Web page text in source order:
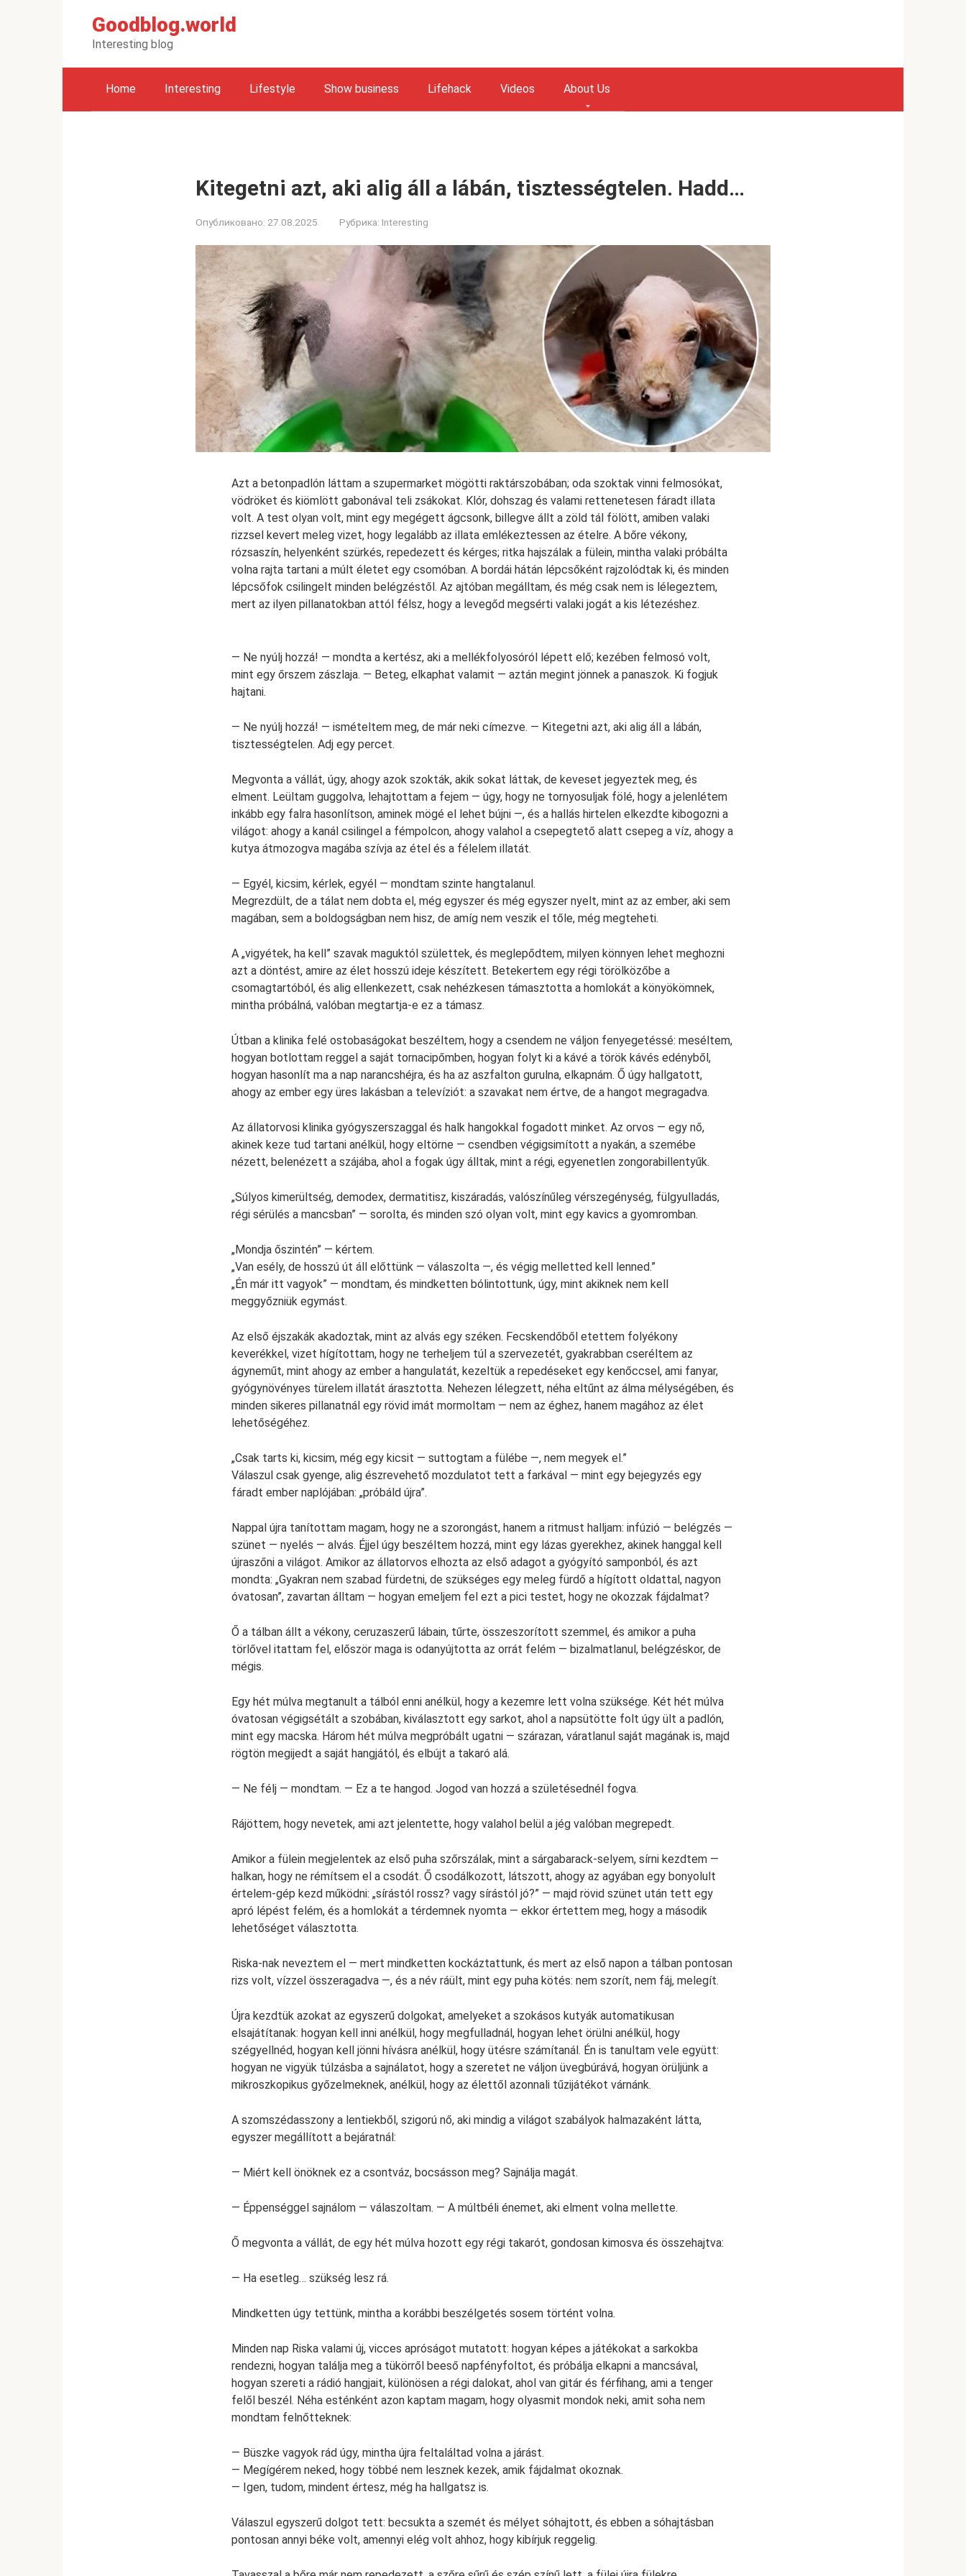
Goodblog.world
Interesting blog
Home Interesting Lifestyle Show business Lifehack Videos About Us
Kitegetni azt, aki alig áll a lábán, tisztességtelen. Hadd…
Опубликовано: 27.08.2025 Рубрика: Interesting
Azt a betonpadlón láttam a szupermarket mögötti raktárszobában; oda szoktak vinni felmosókat,
vödröket és kiömlött gabonával teli zsákokat. Klór, dohszag és valami rettenetesen fáradt illata
volt. A test olyan volt, mint egy megégett ágcsonk, billegve állt a zöld tál fölött, amiben valaki
rizzsel kevert meleg vizet, hogy legalább az illata emlékeztessen az ételre. A bőre vékony,
rózsaszín, helyenként szürkés, repedezett és kérges; ritka hajszálak a fülein, mintha valaki próbálta
volna rajta tartani a múlt életet egy csomóban. A bordái hátán lépcsőként rajzolódtak ki, és minden
lépcsőfok csilingelt minden belégzéstől. Az ajtóban megálltam, és még csak nem is lélegeztem,
mert az ilyen pillanatokban attól félsz, hogy a levegőd megsérti valaki jogát a kis létezéshez.
— Ne nyúlj hozzá! — mondta a kertész, aki a mellékfolyosóról lépett elő; kezében felmosó volt,
mint egy őrszem zászlaja. — Beteg, elkaphat valamit — aztán megint jönnek a panaszok. Ki fogjuk
hajtani.
— Ne nyúlj hozzá! — ismételtem meg, de már neki címezve. — Kitegetni azt, aki alig áll a lábán,
tisztességtelen. Adj egy percet.
Megvonta a vállát, úgy, ahogy azok szokták, akik sokat láttak, de keveset jegyeztek meg, és
elment. Leültam guggolva, lehajtottam a fejem — úgy, hogy ne tornyosuljak fölé, hogy a jelenlétem
inkább egy falra hasonlítson, aminek mögé el lehet bújni —, és a hallás hirtelen elkezdte kibogozni a
világot: ahogy a kanál csilingel a fémpolcon, ahogy valahol a csepegtető alatt csepeg a víz, ahogy a
kutya átmozogva magába szívja az étel és a félelem illatát.
— Egyél, kicsim, kérlek, egyél — mondtam szinte hangtalanul.
Megrezdült, de a tálat nem dobta el, még egyszer és még egyszer nyelt, mint az az ember, aki sem
magában, sem a boldogságban nem hisz, de amíg nem veszik el tőle, még megteheti.
A „vigyétek, ha kell” szavak maguktól születtek, és meglepődtem, milyen könnyen lehet meghozni
azt a döntést, amire az élet hosszú ideje készített. Betekertem egy régi törölközőbe a
csomagtartóból, és alig ellenkezett, csak nehézkesen támasztotta a homlokát a könyökömnek,
mintha próbálná, valóban megtartja-e ez a támasz.
Útban a klinika felé ostobaságokat beszéltem, hogy a csendem ne váljon fenyegetéssé: meséltem,
hogyan botlottam reggel a saját tornacipőmben, hogyan folyt ki a kávé a török kávés edényből,
hogyan hasonlít ma a nap narancshéjra, és ha az aszfalton gurulna, elkapnám. Ő úgy hallgatott,
ahogy az ember egy üres lakásban a televíziót: a szavakat nem értve, de a hangot megragadva.
Az állatorvosi klinika gyógyszerszaggal és halk hangokkal fogadott minket. Az orvos — egy nő,
akinek keze tud tartani anélkül, hogy eltörne — csendben végigsimított a nyakán, a szemébe
nézett, belenézett a szájába, ahol a fogak úgy álltak, mint a régi, egyenetlen zongorabillentyűk.
„Súlyos kimerültség, demodex, dermatitisz, kiszáradás, valószínűleg vérszegénység, fülgyulladás,
régi sérülés a mancsban” — sorolta, és minden szó olyan volt, mint egy kavics a gyomromban.
„Mondja őszintén” — kértem.
„Van esély, de hosszú út áll előttünk — válaszolta —, és végig melletted kell lenned.”
„Én már itt vagyok” — mondtam, és mindketten bólintottunk, úgy, mint akiknek nem kell
meggyőzniük egymást.
Az első éjszakák akadoztak, mint az alvás egy széken. Fecskendőből etettem folyékony
keverékkel, vizet hígítottam, hogy ne terheljem túl a szervezetét, gyakrabban cseréltem az
ágyneműt, mint ahogy az ember a hangulatát, kezeltük a repedéseket egy kenőccsel, ami fanyar,
gyógynövényes türelem illatát árasztotta. Nehezen lélegzett, néha eltűnt az álma mélységében, és
minden sikeres pillanatnál egy rövid imát mormoltam — nem az éghez, hanem magához az élet
lehetőségéhez.
„Csak tarts ki, kicsim, még egy kicsit — suttogtam a fülébe —, nem megyek el.”
Válaszul csak gyenge, alig észrevehető mozdulatot tett a farkával — mint egy bejegyzés egy
fáradt ember naplójában: „próbáld újra”.
Nappal újra tanítottam magam, hogy ne a szorongást, hanem a ritmust halljam: infúzió — belégzés —
szünet — nyelés — alvás. Éjjel úgy beszéltem hozzá, mint egy lázas gyerekhez, akinek hanggal kell
újraszőni a világot. Amikor az állatorvos elhozta az első adagot a gyógyító samponból, és azt
mondta: „Gyakran nem szabad fürdetni, de szükséges egy meleg fürdő a hígított oldattal, nagyon
óvatosan”, zavartan álltam — hogyan emeljem fel ezt a pici testet, hogy ne okozzak fájdalmat?
Ő a tálban állt a vékony, ceruzaszerű lábain, tűrte, összeszorított szemmel, és amikor a puha
törlővel itattam fel, először maga is odanyújtotta az orrát felém — bizalmatlanul, belégzéskor, de
mégis.
Egy hét múlva megtanult a tálból enni anélkül, hogy a kezemre lett volna szüksége. Két hét múlva
óvatosan végigsétált a szobában, kiválasztott egy sarkot, ahol a napsütötte folt úgy ült a padlón,
mint egy macska. Három hét múlva megpróbált ugatni — szárazan, váratlanul saját magának is, majd
rögtön megijedt a saját hangjától, és elbújt a takaró alá.
— Ne félj — mondtam. — Ez a te hangod. Jogod van hozzá a születésednél fogva.
Rájöttem, hogy nevetek, ami azt jelentette, hogy valahol belül a jég valóban megrepedt.
Amikor a fülein megjelentek az első puha szőrszálak, mint a sárgabarack-selyem, sírni kezdtem —
halkan, hogy ne rémítsem el a csodát. Ő csodálkozott, látszott, ahogy az agyában egy bonyolult
értelem-gép kezd működni: „sírástól rossz? vagy sírástól jó?” — majd rövid szünet után tett egy
apró lépést felém, és a homlokát a térdemnek nyomta — ekkor értettem meg, hogy a második
lehetőséget választotta.
Riska-nak neveztem el — mert mindketten kockáztattunk, és mert az első napon a tálban pontosan
rizs volt, vízzel összeragadva —, és a név ráült, mint egy puha kötés: nem szorít, nem fáj, melegít.
Újra kezdtük azokat az egyszerű dolgokat, amelyeket a szokásos kutyák automatikusan
elsajátítanak: hogyan kell inni anélkül, hogy megfulladnál, hogyan lehet örülni anélkül, hogy
szégyellnéd, hogyan kell jönni hívásra anélkül, hogy ütésre számítanál. Én is tanultam vele együtt:
hogyan ne vigyük túlzásba a sajnálatot, hogy a szeretet ne váljon üvegbúrává, hogyan örüljünk a
mikroszkopikus győzelmeknek, anélkül, hogy az élettől azonnali tűzijátékot várnánk.
A szomszédasszony a lentiekből, szigorú nő, aki mindig a világot szabályok halmazaként látta,
egyszer megállított a bejáratnál:
— Miért kell önöknek ez a csontváz, bocsásson meg? Sajnálja magát.
— Éppenséggel sajnálom — válaszoltam. — A múltbéli énemet, aki elment volna mellette.
Ő megvonta a vállát, de egy hét múlva hozott egy régi takarót, gondosan kimosva és összehajtva:
— Ha esetleg… szükség lesz rá.
Mindketten úgy tettünk, mintha a korábbi beszélgetés sosem történt volna.
Minden nap Riska valami új, vicces apróságot mutatott: hogyan képes a játékokat a sarkokba
rendezni, hogyan találja meg a tükörről beeső napfényfoltot, és próbálja elkapni a mancsával,
hogyan szereti a rádió hangjait, különösen a régi dalokat, ahol van gitár és férfihang, ami a tenger
felől beszél. Néha esténként azon kaptam magam, hogy olyasmit mondok neki, amit soha nem
mondtam felnőtteknek:
— Büszke vagyok rád úgy, mintha újra feltaláltad volna a járást.
— Megígérem neked, hogy többé nem lesznek kezek, amik fájdalmat okoznak.
— Igen, tudom, mindent értesz, még ha hallgatsz is.
Válaszul egyszerű dolgot tett: becsukta a szemét és mélyet sóhajtott, és ebben a sóhajtásban
pontosan annyi béke volt, amennyi elég volt ahhoz, hogy kibírjuk reggelig.